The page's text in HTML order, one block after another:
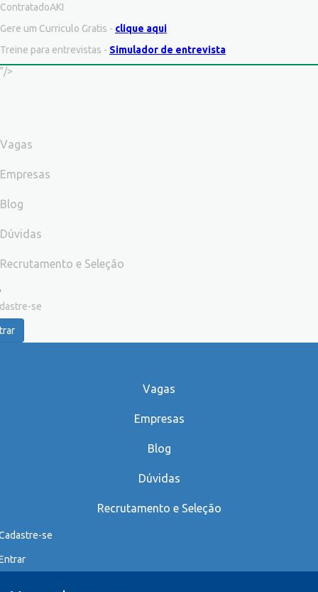
ContratadoAKI
Gere um Curriculo Gratis - clique aqui
Treine para entrevistas - Simulador de entrevista
"/>
Vagas
Empresas
Blog
Dúvidas
Recrutamento e Seleção
se
Vagas
Empresas
Blog
Dúvidas
Recrutamento e Seleção
se